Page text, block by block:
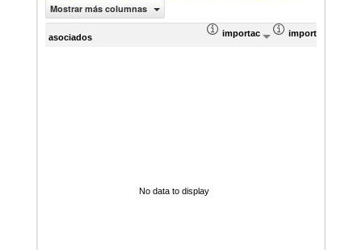
Mostrar más columnas
asociados importación Valor del comercio
importación
No data to display